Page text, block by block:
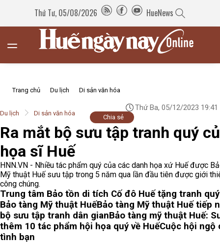
Thứ Tư, 05/08/2026 HueNews
Trang chủ Du lịch Di sản văn hóa
Du lịch Di sản văn hóa
Thứ Ba, 05/12/2023 19:41
Chia sẻ
Ra mắt bộ sưu tập tranh quý
họa sĩ Huế
HNN.VN - Nhiều tác phẩm quý của các danh họa xứ Huế được
Mỹ thuật Huế sưu tập trong 5 năm qua lần đầu tiên được giới
công chúng.
Trung tâm Bảo tồn di tích Cố đô Huế tặng tranh
Bảo tàng Mỹ thuật HuếBảo tàng Mỹ thuật Huế tiếp
bộ sưu tập tranh dân gianBảo tàng mỹ thuật Huế:
thêm 10 tác phẩm hội họa quý về HuếCuộc hội ngộ
tình bạn